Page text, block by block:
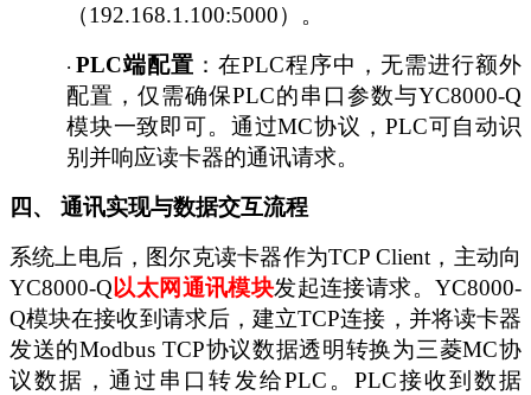
（192.168.1.100:5000）。
· PLC端配置 ：在PLC程序中，无需进行额外
配置，仅需确保PLC的串口参数与YC8000-Q
模块一致即可。通过MC协议，PLC可自动识
别并响应读卡器的通讯请求。
四、
通讯实现与数据交互流程
系统上电后，图尔克读卡器作为TCP Client，主动向
YC8000-Q 以太网通讯模块发起连接请求。YC8000-
Q模块在接收到请求后，建立TCP连接，并将读卡器
发送的Modbus TCP协议数据透明转换为三菱MC协
议数据，通过串口转发给PLC。PLC接收到数据